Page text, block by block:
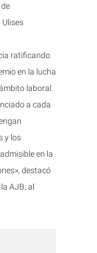
ratificando
en la lucha
laboral.
a cada
y los
en la
destacó
AJB, al